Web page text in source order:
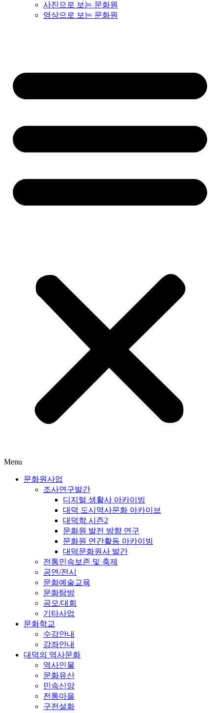
사진으로 보는 문화원
영상으로 보는 문화원
Menu
문화원사업
조사연구발간
디지털 생활사 아카이빙
대덕 도시역사문화 아카이브
대덕학 시즌2
문화원 발전 방향 연구
문화원 연간활동 아카이빙
대덕문화원사 발간
전통민속보존 및 축제
공연/전시
문화예술교육
문화탐방
공모/대회
기타사업
문화학교
수강안내
강좌안내
대덕의 역사문화
역사인물
문화유산
민속신앙
전통마을
구전설화